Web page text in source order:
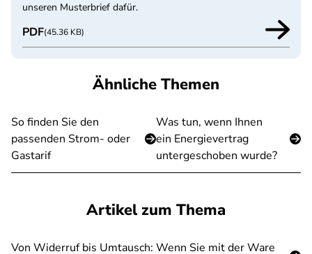
unseren Musterbrief dafür.
PDF(45.36 KB)
Ähnliche Themen
So finden Sie den
passenden Strom- oder
Gastarif
Was tun, wenn Ihnen
ein Energievertrag
untergeschoben wurde?
Artikel zum Thema
Von Widerruf bis Umtausch: Wenn Sie mit der Ware